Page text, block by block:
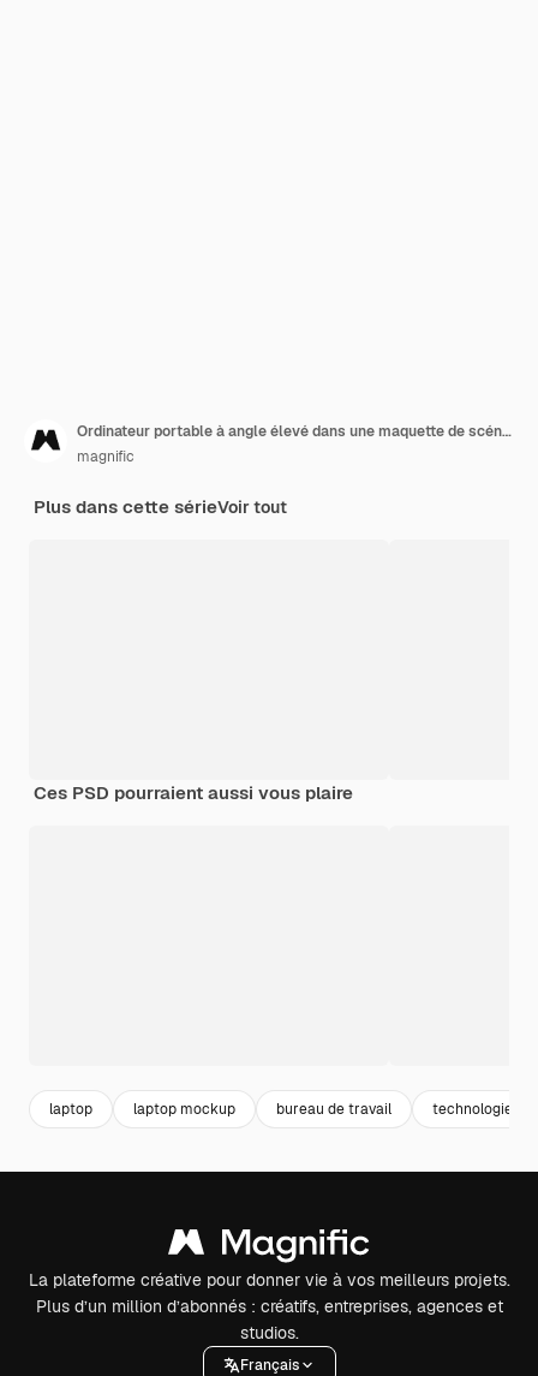
Ordinateur portable à angle élevé dans une maquette de scénario simple
magnific
Plus dans cette sérieVoir tout
Ces PSD pourraient aussi vous plaire
laptop laptop mockup bureau de travail technologie
La plateforme créative pour donner vie à vos meilleurs projets.
Plus d’un million d’abonnés : créatifs, entreprises, agences et
studios.
Français